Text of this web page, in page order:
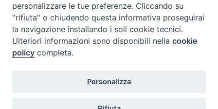
Newsletter
ISCRIVITI ALLA NEWSLETTER
personalizzare le tue preferenze. Cliccando su
"rifiuta" o chiudendo questa informativa proseguirai
la navigazione installando i soli cookie tecnici.
Ulteriori informazioni sono disponibili nellacookie
policy completa.
Personalizza